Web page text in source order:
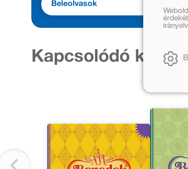
Beleolvasok
Kapcsolódó